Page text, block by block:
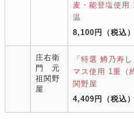
麦・能登塩使
温
8,100円
（税込）
庄右衛
門 元
祖関野
屋
「特選 鱒乃寿
マス使用 1重（
関野屋
4,409円
（税込）